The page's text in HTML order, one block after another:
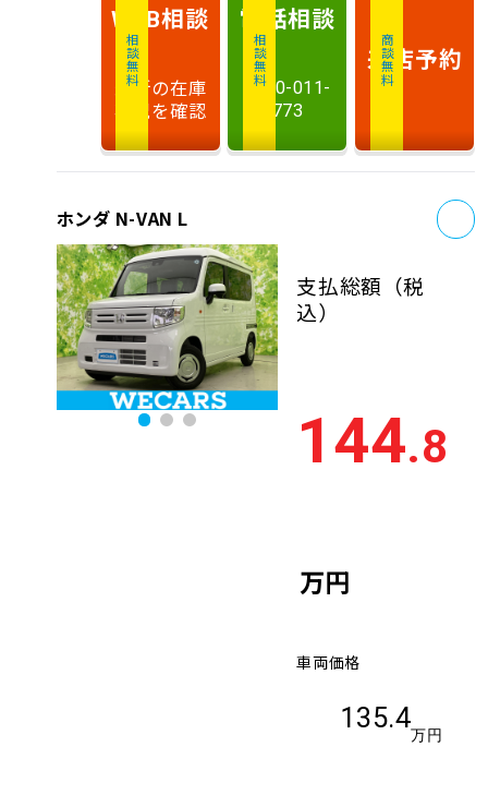
相談無料
WEB相談
最新の在庫
状況を確認
相談無料
電話相談
0120-011-
773
商談無料
来店予約
ホンダ N-VAN L
支払総額 （税
込）
144.8
万円
車両価格
135.4
万円